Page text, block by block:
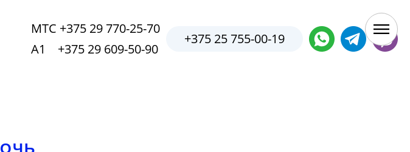
+375 25 755-00-19
МТС +375 29 770-25-70
А1 +375 29 609-50-90